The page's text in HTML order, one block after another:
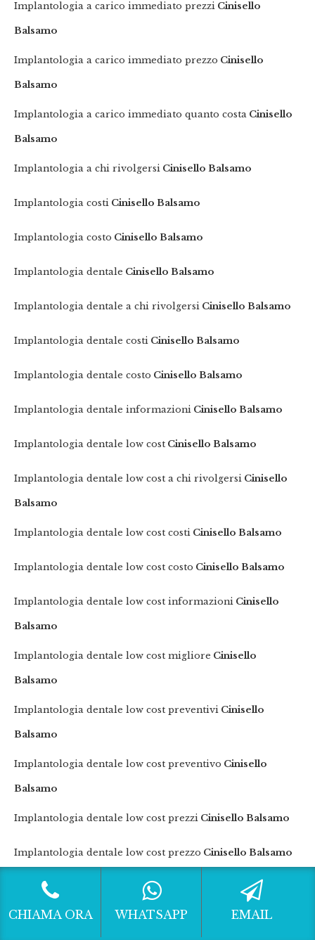
Implantologia a carico immediato prezzi Cinisello
Balsamo
Implantologia a carico immediato prezzo Cinisello
Balsamo
Implantologia a carico immediato quanto costa Cinisello
Balsamo
Implantologia a chi rivolgersi Cinisello Balsamo
Implantologia costi Cinisello Balsamo
Implantologia costo Cinisello Balsamo
Implantologia dentale Cinisello Balsamo
Implantologia dentale a chi rivolgersi Cinisello Balsamo
Implantologia dentale costi Cinisello Balsamo
Implantologia dentale costo Cinisello Balsamo
Implantologia dentale informazioni Cinisello Balsamo
Implantologia dentale low cost Cinisello Balsamo
Implantologia dentale low cost a chi rivolgersi Cinisello
Balsamo
Implantologia dentale low cost costi Cinisello Balsamo
Implantologia dentale low cost costo Cinisello Balsamo
Implantologia dentale low cost informazioni Cinisello
Balsamo
Implantologia dentale low cost migliore Cinisello
Balsamo
Implantologia dentale low cost preventivi Cinisello
Balsamo
Implantologia dentale low cost preventivo Cinisello
Balsamo
Implantologia dentale low cost prezzi Cinisello Balsamo
Implantologia dentale low cost prezzo Cinisello Balsamo
Implantologia dentale low cost quanto costa Cinisello
Balsamo
CHIAMA ORA WHATSAPP EMAIL